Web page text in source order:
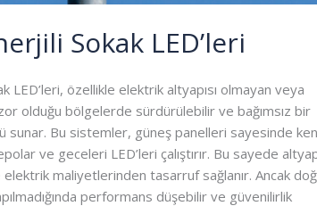
Sokak LED’leri
LED’leri, özellikle elektrik altyapısı olmayan veya
olduğu bölgelerde sürdürülebilir ve bağımsız bir
sunar. Bu sistemler, güneş panelleri sayesinde
ve geceleri LED’leri çalıştırır. Bu sayede
elektrik maliyetlerinden tasarruf sağlanır. Ancak
performans düşebilir ve güvenilirlik